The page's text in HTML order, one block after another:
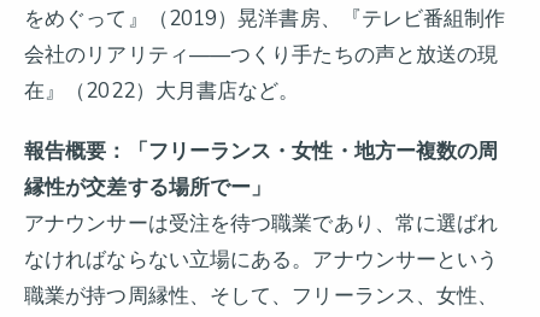
をめぐって』（2019）晃洋書房、『テレビ番組制作
会社のリアリティ——つくり手たちの声と放送の現
在』（2022）大月書店など。
報告概要：「フリーランス・女性・地方ー複数の周
縁性が交差する場所でー」
アナウンサーは受注を待つ職業であり、常に選ばれ
なければならない立場にある。アナウンサーという
職業が持つ周縁性、そして、フリーランス、女性、